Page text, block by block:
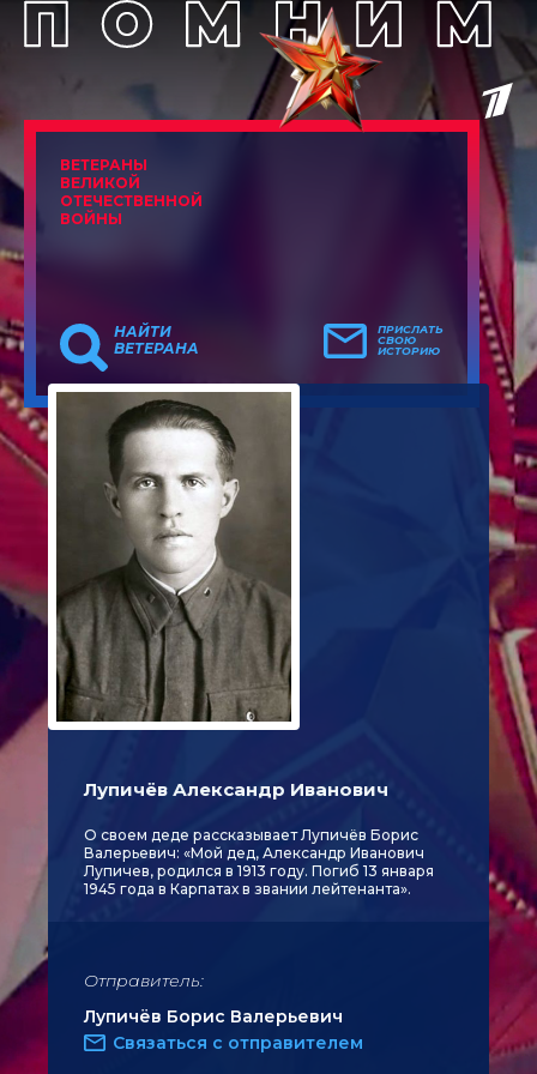
ВЕТЕРАНЫ
ВЕЛИКОЙ
ОТЕЧЕСТВЕННОЙ
ВОЙНЫ
ПРИСЛАТЬ
СВОЮ
ИСТОРИЮ
НАЙТИ
ВЕТЕРАНА
Лупичёв Александр Иванович
О своем деде рассказывает Лупичёв Борис
Валерьевич: «Мой дед, Александр Иванович
Лупичев, родился в 1913 году. Погиб 13 января
1945 года в Карпатах в звании лейтенанта».
Отправитель:
Лупичёв Борис Валерьевич
Связаться с отправителем